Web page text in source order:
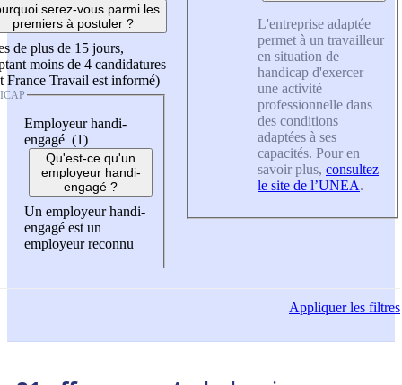
serez-vous parmi les
premiers à postuler ?
de plus de 15 jours,
moins de 4 candidatures
France Travail est informé)
Employeur handi-
engagé (1)
Qu'est-ce qu'un
employeur handi-
engagé ?
Un employeur handi-
engagé est un
employeur reconnu
L'entreprise adaptée
permet à un travailleur
en situation de
handicap d'exercer
une activité
professionnelle dans
des conditions
adaptées à ses
capacités. Pour en
savoir plus, consultez
le site de l’UNEA.
Appliquerles filtres